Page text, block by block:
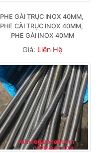
PHE GÀI TRỤC INOX 40MM,
PHE CÀI TRỤC INOX 40MM,
PHE GÀI INOX 40MM
Giá: Liên Hệ